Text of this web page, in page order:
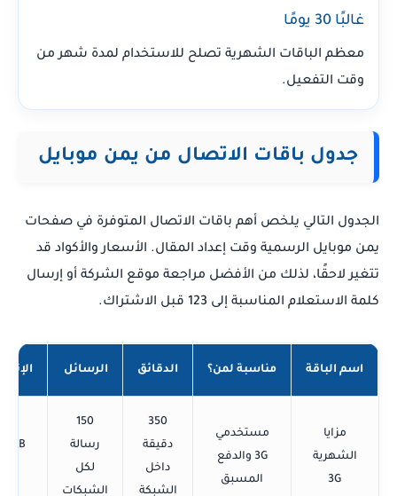
غالبًا 30 يومًا
معظم الباقات الشهرية تصلح للاستخدام لمدة شهر من
وقت التفعيل.
جدول باقات الاتصال من يمن موبايل
الجدول التالي يلخص أهم باقات الاتصال المتوفرة في صفحات
يمن موبايل الرسمية وقت إعداد المقال. الأسعار والأكواد قد
تتغير لاحقًا، لذلك من الأفضل مراجعة موقع الشركة أو إرسال
كلمة الاستعلام المناسبة إلى 123 قبل الاشتراك.
اسم الباقة مناسبة لمن؟ الدقائق الرسائل
مزايا
الشهرية
3G
مستخدمي
3G والدفع
المسبق
350
دقيقة
داخل
الشبكة
150
رسالة
لكل
الشبكات